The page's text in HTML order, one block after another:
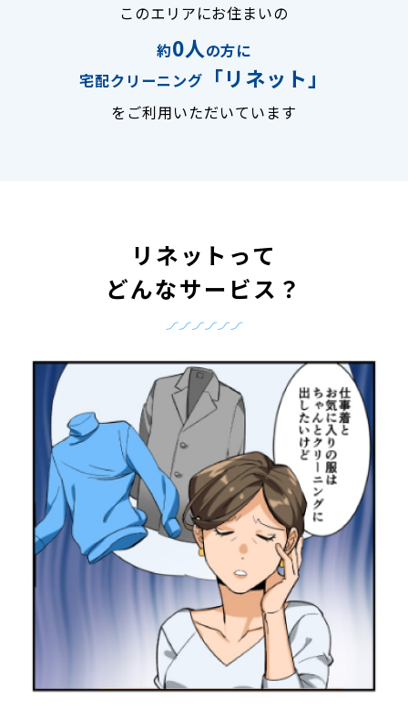
このエリアにお住まいの
約0人の方に
宅配クリーニング
「リネット」
をご利用いただいています
リネットって
どんなサービス？